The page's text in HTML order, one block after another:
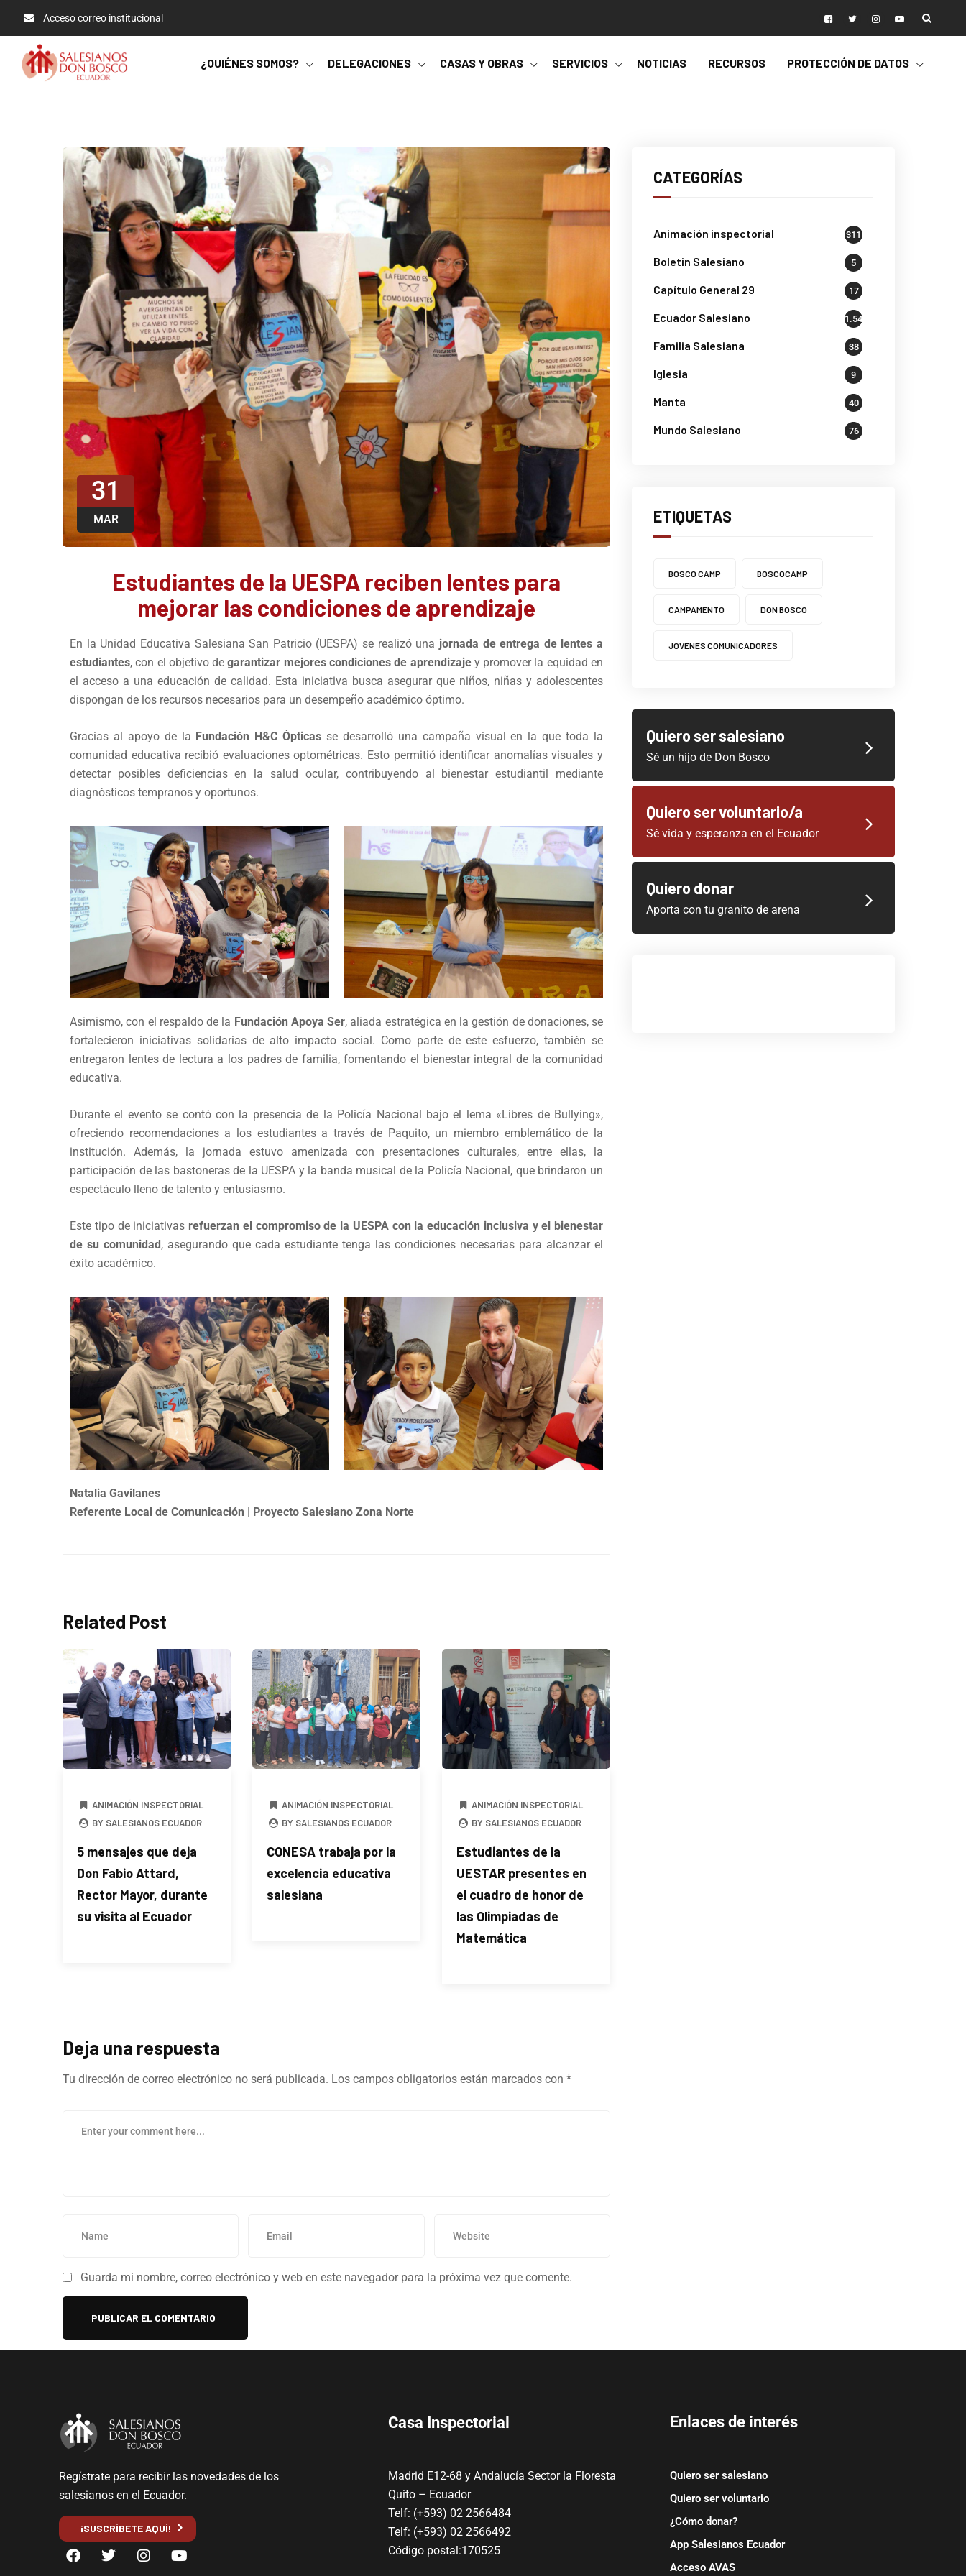
Acceso correo institucional
¿QUIÉNES SOMOS? DELEGACIONES CASAS Y OBRAS SERVICIOS NOTICIAS RECURSOS PROTECCIÓN DE DATOS
31
MAR
Estudiantes de la UESPA reciben lentes para
mejorar las condiciones de aprendizaje
En la Unidad Educativa Salesiana San Patricio (UESPA) se realizó una jornada de entrega de lentes a
estudiantes, con el objetivo degarantizar mejores condiciones de aprendizajey promover la equidad en
el acceso a una educación de calidad. Esta iniciativa busca asegurar que niños, niñas y adolescentes
dispongan de los recursos necesarios para un desempeño académico óptimo.
Gracias al apoyo de la Fundación H&C Ópticas se desarrolló una campaña visual en la que toda la
comunidad educativa recibió evaluaciones optométricas. Esto permitió identificar anomalías visuales y
detectar posibles deficiencias en la salud ocular, contribuyendo al bienestar estudiantil mediante
diagnósticos tempranos y oportunos.
Asimismo, con el respaldo de la Fundación Apoya Ser, aliada estratégica en la gestión de donaciones, se
fortalecieron iniciativas solidarias de alto impacto social. Como parte de este esfuerzo, también se
entregaron lentes de lectura a los padres de familia, fomentando el bienestar integral de la comunidad
educativa.
Durante el evento se contó con la presencia de la Policía Nacional bajo el lema «Libres de Bullying»,
ofreciendo recomendaciones a los estudiantes a través de Paquito, un miembro emblemático de la
institución. Además, la jornada estuvo amenizada con presentaciones culturales, entre ellas, la
participación de las bastoneras de la UESPA y la banda musical de la Policía Nacional, que brindaron un
espectáculo lleno de talento y entusiasmo.
Este tipo de iniciativas refuerzan el compromiso de la UESPA con la educación inclusiva y el bienestar
de su comunidad , asegurando que cada estudiante tenga las condiciones necesarias para alcanzar el
éxito académico.
Natalia Gavilanes
Referente Local de Comunicación | Proyecto Salesiano Zona Norte
Related Post
ANIMACIÓN INSPECTORIAL
BY SALESIANOS ECUADOR
5 mensajes que deja
Don Fabio Attard,
Rector Mayor, durante
su visita al Ecuador
ANIMACIÓN INSPECTORIAL
BY SALESIANOS ECUADOR
CONESA trabaja por la
excelencia educativa
salesiana
ANIMACIÓN INSPECTORIAL
BY SALESIANOS ECUADOR
Estudiantes de la
UESTAR presentes en
el cuadro de honor de
las Olimpiadas de
Matemática
Deja una respuesta
Tu dirección de correo electrónico no será publicada. Los campos obligatorios están marcados con *
Guarda mi nombre, correo electrónico y web en este navegador para la próxima vez que comente.
CATEGORÍAS
Animación inspectorial 311
Boletin Salesiano 5
Capítulo General 29 17
Ecuador Salesiano 1.541
Familia Salesiana 38
Iglesia 9
Manta 40
Mundo Salesiano 76
ETIQUETAS
BOSCO CAMP BOSCOCAMP
CAMPAMENTO DON BOSCO
JOVENES COMUNICADORES
Quiero ser salesiano
Sé un hijo de Don Bosco
Quiero ser voluntario/a
Sé vida y esperanza en el Ecuador
Quiero donar
Aporta con tu granito de arena
Regístrate para recibir las novedades de los
salesianos en el Ecuador.
¡SUSCRÍBETE AQUÍ!
Casa Inspectorial
Madrid E12-68 y Andalucía Sector la Floresta
Quito – Ecuador
Telf: (+593) 02 2566484
Telf: (+593) 02 2566492
Código postal:170525
Enlaces de interés
Quiero ser salesiano
Quiero ser voluntario
¿Cómo donar?
App Salesianos Ecuador
Acceso AVAS